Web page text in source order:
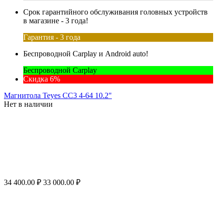
Срок гарантийного обслуживания головных устройств
в магазине - 3 года!
Гарантия - 3 года
Беспроводной Carplay и Android auto!
Беспроводной Carplay
Скидка 6%
Магнитола Teyes CC3 4-64 10.2"
Нет в наличии
34 400.00 ₽ 33 000.00 ₽